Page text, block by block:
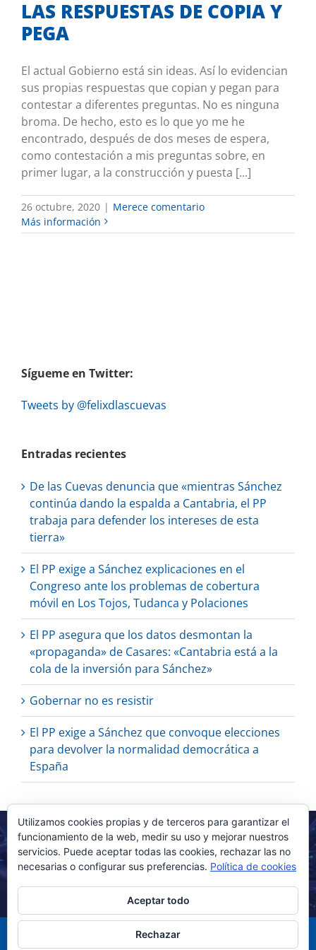
LAS RESPUESTAS DE COPIA Y
PEGA
El actual Gobierno está sin ideas. Así lo evidencian
sus propias respuestas que copian y pegan para
contestar a diferentes preguntas. No es ninguna
broma. De hecho, esto es lo que yo me he
encontrado, después de dos meses de espera,
como contestación a mis preguntas sobre, en
primer lugar, a la construcción y puesta [...]
26 octubre, 2020 | Merece comentario
Más información
Sígueme en Twitter:
Tweets by @felixdlascuevas
Entradas recientes
De las Cuevas denuncia que «mientras Sánchez
continúa dando la espalda a Cantabria, el PP
trabaja para defender los intereses de esta
tierra»
El PP exige a Sánchez explicaciones en el
Congreso ante los problemas de cobertura
móvil en Los Tojos, Tudanca y Polaciones
El PP asegura que los datos desmontan la
«propaganda» de Casares: «Cantabria está a la
cola de la inversión para Sánchez»
Gobernar no es resistir
El PP exige a Sánchez que convoque elecciones
para devolver la normalidad democrática a
España
Utilizamos cookies propias y de terceros para garantizar el
funcionamiento de la web, medir su uso y mejorar nuestros
servicios. Puede aceptar todas las cookies, rechazar las no
necesarias o configurar sus preferencias. Política de cookies
Aceptar todo
Rechazar